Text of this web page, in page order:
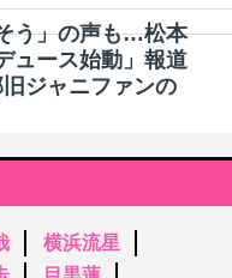
う」の声も…松本
ュース始動」報道
ジャニファンの
横浜流星